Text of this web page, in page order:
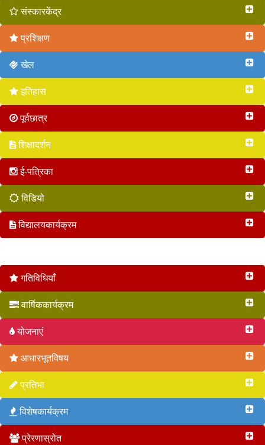
संस्कारकेंद्र
प्रशिक्षण
खेल
इतिहास
पूर्वछात्र
शिक्षादर्शन
ई-पत्रिका
विडियो
विद्यालयकार्यक्रम
गतिविधियाँ
वार्षिककार्यक्रम
योजनाएं
आधारभूतविषय
प्रतिभा
विशेषकार्यक्रम
प्रेरणास्रोत